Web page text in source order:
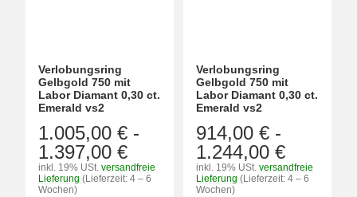
Verlobungsring
Gelbgold 750 mit
Labor Diamant 0,30 ct.
Emerald vs2
1.005,00 € -
1.397,00 €
inkl. 19% USt. versandfreie
Lieferung (Lieferzeit: 4 – 6
Wochen)
Verlobungsring
Gelbgold 750 mit
Labor Diamant 0,30 ct.
Emerald vs2
914,00 € -
1.244,00 €
inkl. 19% USt. versandfreie
Lieferung (Lieferzeit: 4 – 6
Wochen)